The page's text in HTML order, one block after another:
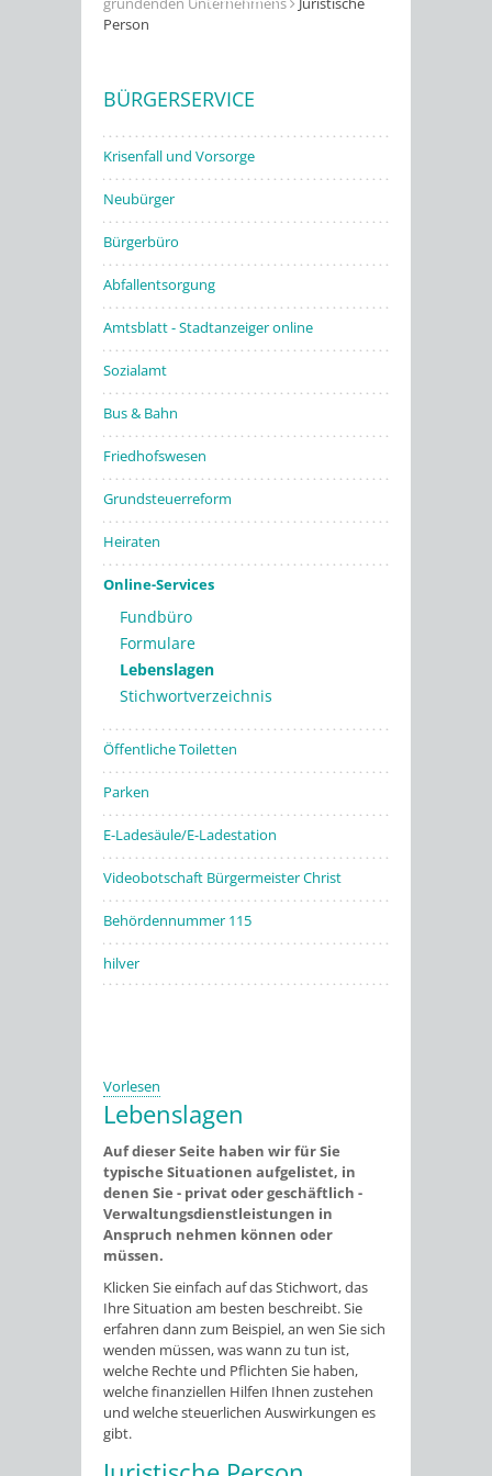
Person
BÜRGERSERVICE
Krisenfall und Vorsorge
Neubürger
Bürgerbüro
Abfallentsorgung
Amtsblatt - Stadtanzeiger online
Sozialamt
Bus & Bahn
Friedhofswesen
Grundsteuerreform
Heiraten
Online-Services
Fundbüro
Formulare
Lebenslagen
Stichwortverzeichnis
Öffentliche Toiletten
Parken
E-Ladesäule/E-Ladestation
Videobotschaft Bürgermeister Christ
Behördennummer 115
hilver
Vorlesen
Lebenslagen
Auf dieser Seite haben wir für Sie
typische Situationen aufgelistet, in
denen Sie - privat oder geschäftlich -
Verwaltungsdienstleistungen in
Anspruch nehmen können oder
müssen.
Klicken Sie einfach auf das Stichwort, das
Ihre Situation am besten beschreibt. Sie
erfahren dann zum Beispiel, an wen Sie sich
wenden müssen, was wann zu tun ist,
welche Rechte und Pflichten Sie haben,
welche finanziellen Hilfen Ihnen zustehen
und welche steuerlichen Auswirkungen es
gibt.